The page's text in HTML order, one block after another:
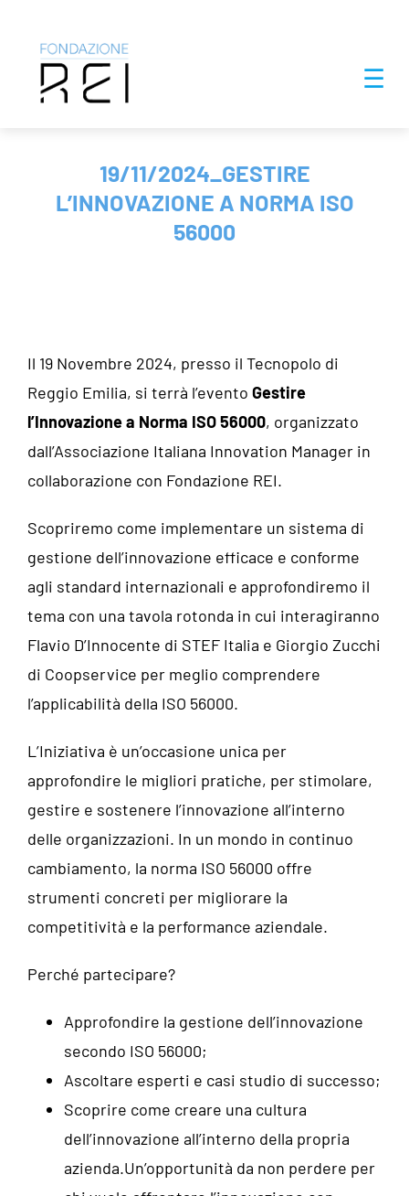
☰
19/11/2024_GESTIRE
L’INNOVAZIONE A NORMA ISO
56000
Il 19 Novembre 2024, presso il Tecnopolo di
Reggio Emilia, si terrà l’evento Gestire
l’Innovazione a Norma ISO 56000, organizzato
dall’Associazione Italiana Innovation Manager in
collaborazione con Fondazione REI.
Scopriremo come implementare un sistema di
gestione dell’innovazione efficace e conforme
agli standard internazionali e approfondiremo il
tema con una tavola rotonda in cui interagiranno
Flavio D’Innocente di STEF Italia e Giorgio Zucchi
di Coopservice per meglio comprendere
l’applicabilità della ISO 56000.
L’Iniziativa è un’occasione unica per
approfondire le migliori pratiche, per stimolare,
gestire e sostenere l’innovazione all’interno
delle organizzazioni. In un mondo in continuo
cambiamento, la norma ISO 56000 offre
strumenti concreti per migliorare la
competitività e la performance aziendale.
Perché partecipare?
Approfondire la gestione dell’innovazione
secondo ISO 56000;
Ascoltare esperti e casi studio di successo;
Scoprire come creare una cultura
dell’innovazione all’interno della propria
azienda.Un’opportunità da non perdere per